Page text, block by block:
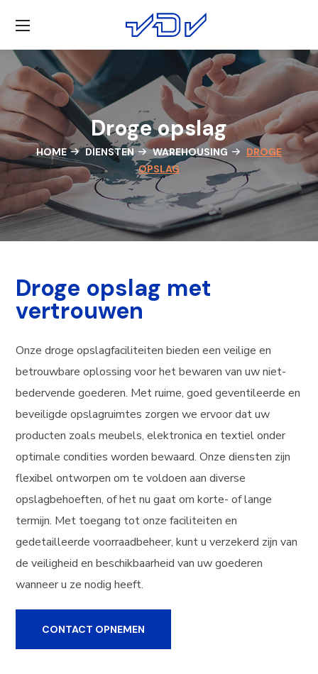
Droge opslag
HOME DIENSTEN WAREHOUSING
DROGE
OPSLAG
Droge opslag met
vertrouwen
Onze droge opslagfaciliteiten bieden een veilige en
betrouwbare oplossing voor het bewaren van uw niet-
bedervende goederen. Met ruime, goed geventileerde en
beveiligde opslagruimtes zorgen we ervoor dat uw
producten zoals meubels, elektronica en textiel onder
optimale condities worden bewaard. Onze diensten zijn
flexibel ontworpen om te voldoen aan diverse
opslagbehoeften, of het nu gaat om korte- of lange
termijn. Met toegang tot onze faciliteiten en
gedetailleerde voorraadbeheer, kunt u verzekerd zijn van
de veiligheid en beschikbaarheid van uw goederen
wanneer u ze nodig heeft.
CONTACT OPNEMEN